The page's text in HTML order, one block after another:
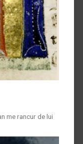
me rancur de lui